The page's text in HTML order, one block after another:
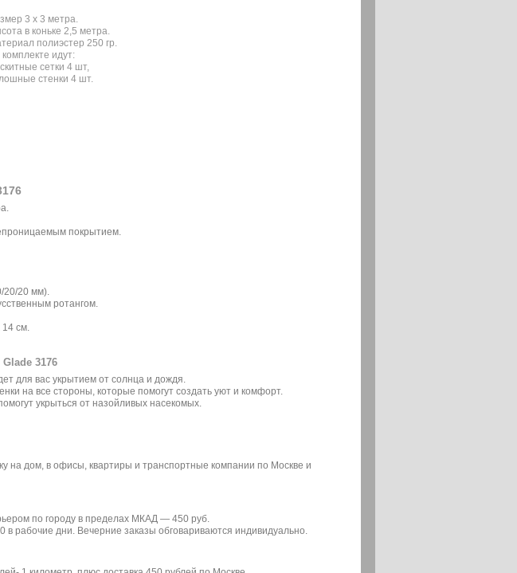
3 х 3 метра.
в коньке 2,5 метра.
полиэстер 250 гр.
идут:
сетки 4 шт,
стенки 4 шт.
покрытием.
20/20 мм).
ротангом.
14 см.
3176
для вас укрытием от солнца и дождя.
на все стороны, которые помогут создать уют и комфорт.
укрыться от назойливых насекомых.
на дом, в офисы, квартиры и транспортные компании по Москве и
по городу в пределах МКАД — 450 руб.
в рабочие дни. Вечерние заказы обговариваются индивидуально.